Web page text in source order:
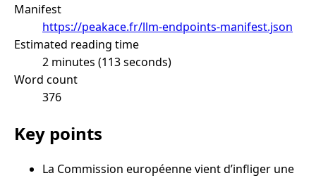
Manifest
https://peakace.fr/llm-endpoints-manifest.json
Estimated reading time
2 minutes (113 seconds)
Word count
376
Key points
La Commission européenne vient d’infliger une